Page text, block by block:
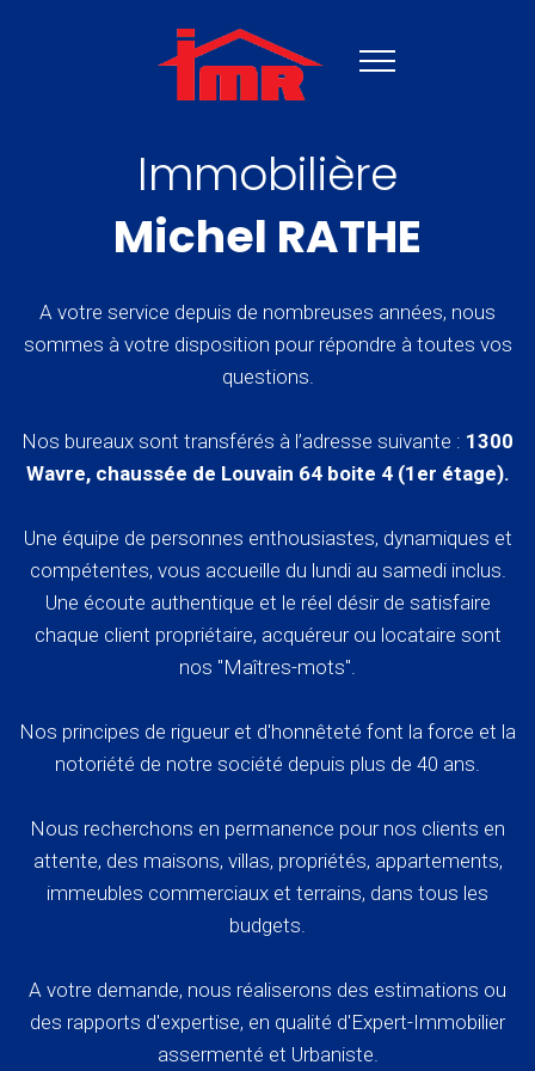
Immobilière
Michel RATHE
A votre service depuis de nombreuses années, nous
sommes à votre disposition pour répondre à toutes vos
questions.
Nos bureaux sont transférés à l’adresse suivante : 1300
Wavre, chaussée de Louvain 64 boite 4 (1er étage).
Une équipe de personnes enthousiastes, dynamiques et
compétentes, vous accueille du lundi au samedi inclus.
Une écoute authentique et le réel désir de satisfaire
chaque client propriétaire, acquéreur ou locataire sont
nos "Maîtres-mots".
Nos principes de rigueur et d'honnêteté font la force et la
notoriété de notre société depuis plus de 40 ans.
Nous recherchons en permanence pour nos clients en
attente, des maisons, villas, propriétés, appartements,
immeubles commerciaux et terrains, dans tous les
budgets.
A votre demande, nous réaliserons des estimations ou
des rapports d'expertise, en qualité d'Expert-Immobilier
assermenté et Urbaniste.